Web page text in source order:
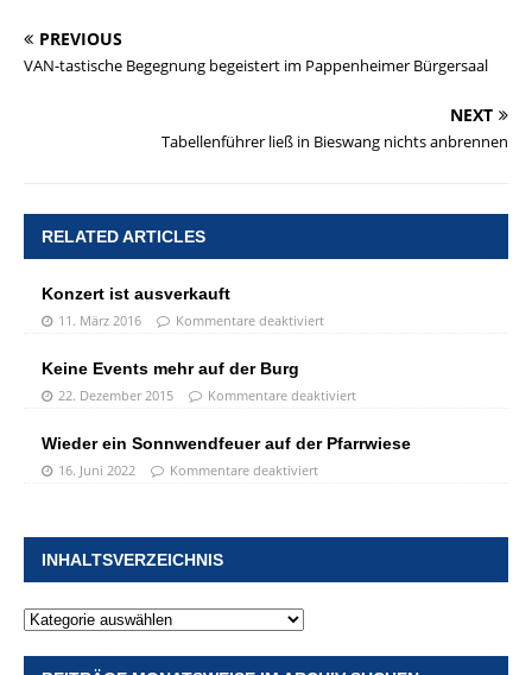
PREVIOUS
VAN-tastische Begegnung begeistert im Pappenheimer Bürgersaal
NEXT
Tabellenführer ließ in Bieswang nichts anbrennen
RELATED ARTICLES
Konzert ist ausverkauft
11. März 2016 Kommentare deaktiviert
Keine Events mehr auf der Burg
22. Dezember 2015 Kommentare deaktiviert
Wieder ein Sonnwendfeuer auf der Pfarrwiese
16. Juni 2022 Kommentare deaktiviert
INHALTSVERZEICHNIS